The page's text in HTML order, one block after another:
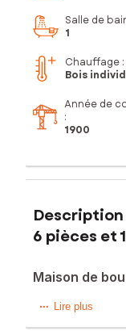
Salle de
1
Chauffage :
Bois
Année de
:
1900
6 pièces et
Maison de
Située dans le
Lire plus